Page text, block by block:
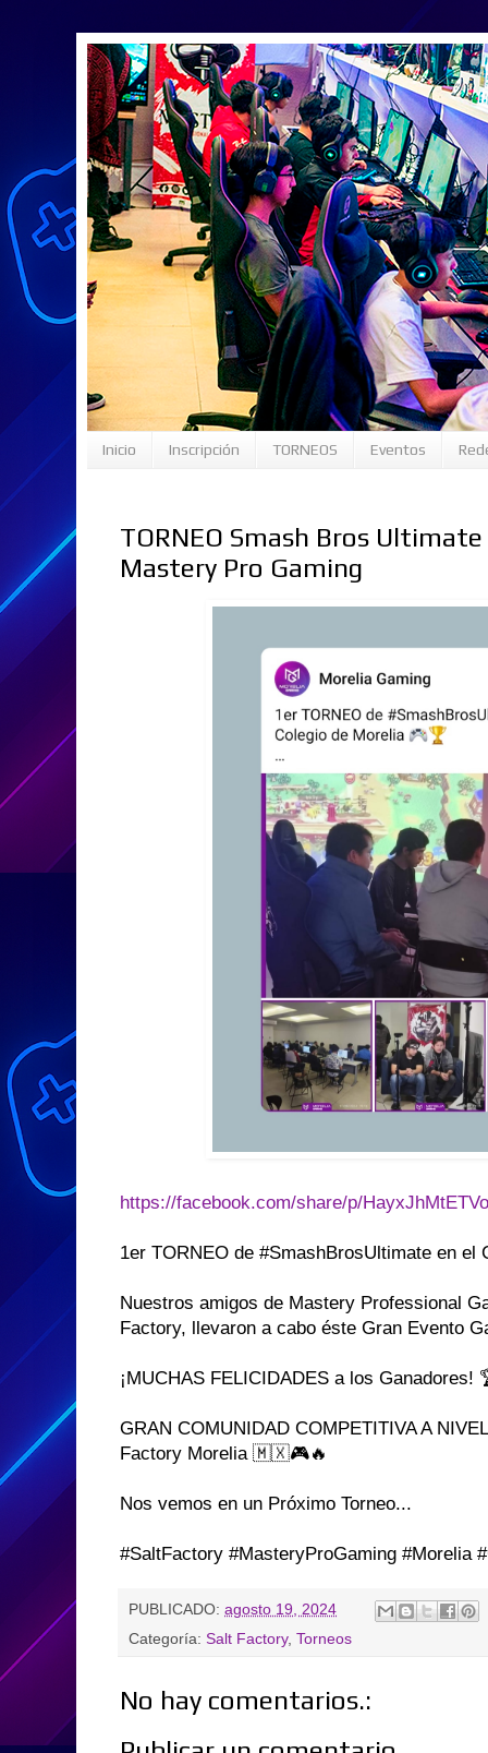
Inicio Inscripción TORNEOS Eventos
TORNEO Smash Bros
Mastery Pro Gaming
https://facebook.com/share/p/
1er TORNEO de #SmashBrosUltimate en el
Nuestros amigos de Mastery Professional
Factory, llevaron a cabo éste Gran Evento
¡MUCHAS FELICIDADES a los Ganadores!
GRAN COMUNIDAD COMPETITIVA A
Factory Morelia 🇲🇽🎮🔥
Nos vemos en un Próximo Torneo...
#SaltFactory #MasteryProGaming #Morelia
PUBLICADO: agosto 19, 2024
Categoría: Salt Factory, Torneos
No hay comentarios.: